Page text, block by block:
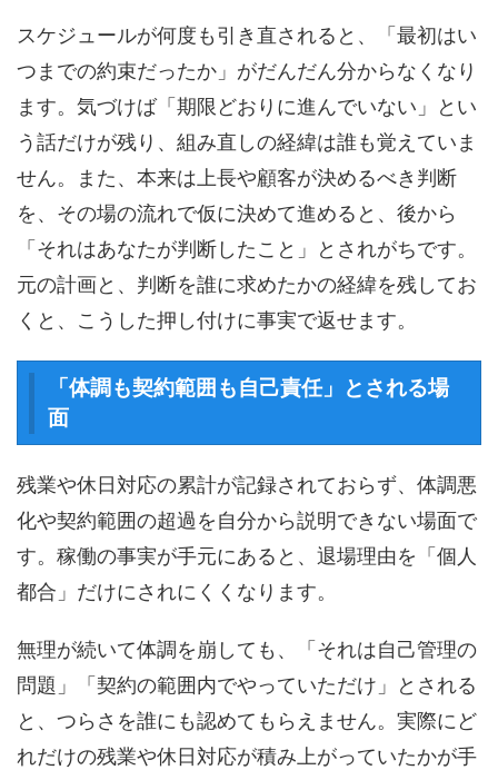
スケジュールが何度も引き直されると、「最初はい
つまでの約束だったか」がだんだん分からなくなり
ます。気づけば「期限どおりに進んでいない」とい
う話だけが残り、組み直しの経緯は誰も覚えていま
せん。また、本来は上長や顧客が決めるべき判断
を、その場の流れで仮に決めて進めると、後から
「それはあなたが判断したこと」とされがちです。
元の計画と、判断を誰に求めたかの経緯を残してお
くと、こうした押し付けに事実で返せます。
「体調も契約範囲も自己責任」とされる場
面
残業や休日対応の累計が記録されておらず、体調悪
化や契約範囲の超過を自分から説明できない場面で
す。稼働の事実が手元にあると、退場理由を「個人
都合」だけにされにくくなります。
無理が続いて体調を崩しても、「それは自己管理の
問題」「契約の範囲内でやっていただけ」とされる
と、つらさを誰にも認めてもらえません。実際にど
れだけの残業や休日対応が積み上がっていたかが手